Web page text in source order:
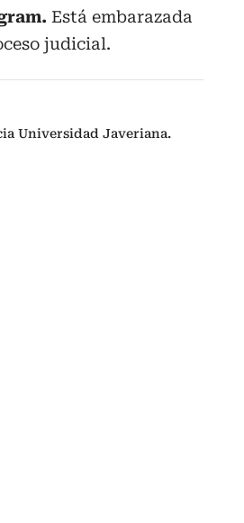
Está embarazada
judicial.
Universidad Javeriana.